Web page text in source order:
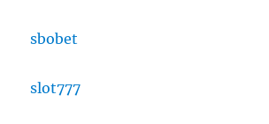
sbobet
slot777